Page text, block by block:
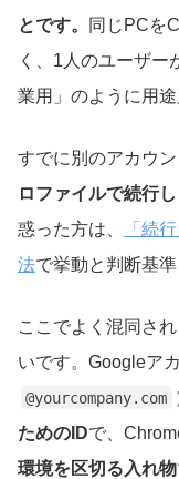
とです。
同じPCを
く、1人のユーザー
業用」のように用
すでに別のアカウ
ロファイルで続行し
惑った方は、
「続
法で挙動と判断基
ここでよく混同さ
いです。Googleア
@yourcompany.com
ためのIDで、
環境を区切る入れ物